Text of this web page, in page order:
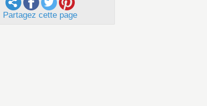
Partagez cette page